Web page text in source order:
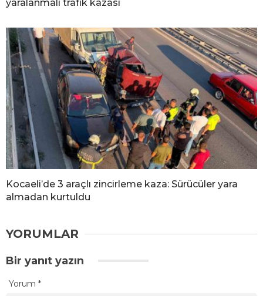
yaralanmalı trafik kazası
Kocaeli’de 3 araçlı zincirleme kaza: Sürücüler yara
almadan kurtuldu
YORUMLAR
Bir yanıt yazın
Yorum *